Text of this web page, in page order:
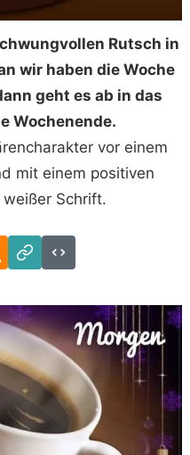
Rutsch in
wir haben die Woche
geht es ab in das
Wochenende.
vor einem
mit einem positiven
Schrift.
Download
Link
Code